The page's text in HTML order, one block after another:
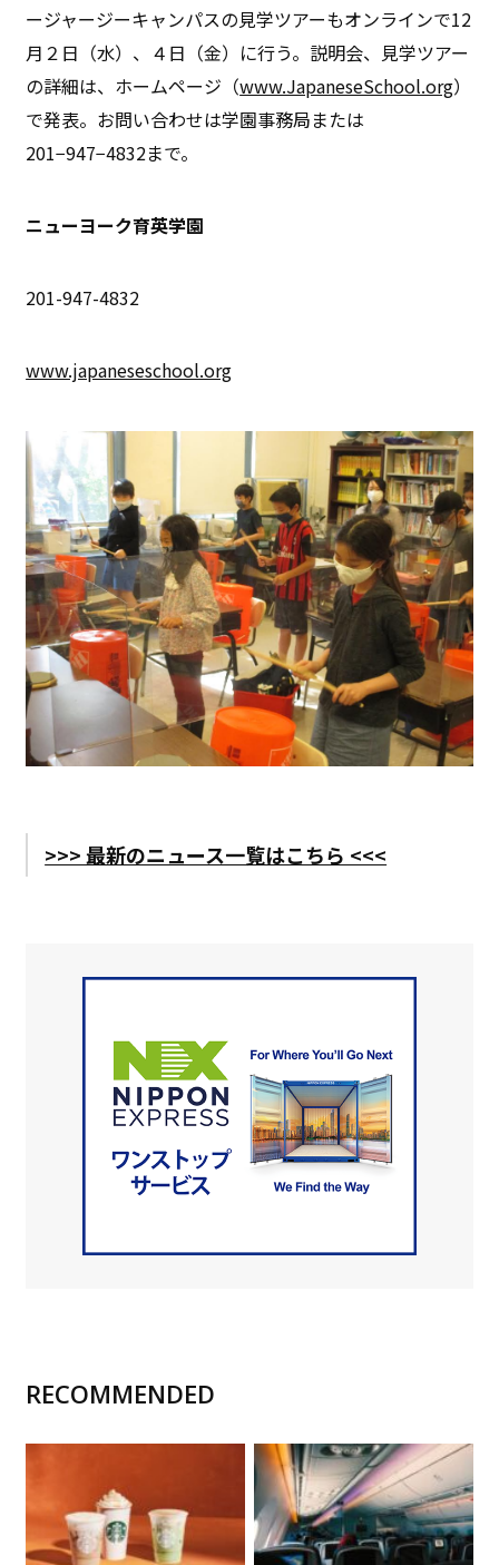
ージャージーキャンパスの見学ツアーもオンラインで12
月２日（水）、４日（金）に行う。説明会、見学ツアー
の詳細は、ホームページ（www.JapaneseSchool.org）
で発表。お問い合わせは学園事務局または
201−947−4832まで。
ニューヨーク育英学園
201-947-4832
www.japaneseschool.org
>>> 最新のニュース一覧はこちら <<<
RECOMMENDED